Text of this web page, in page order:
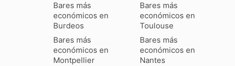
Bares más
económicos en
Burdeos
Bares más
económicos en
Toulouse
Bares más
económicos en
Montpellier
Bares más
económicos en
Nantes